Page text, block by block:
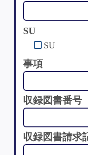
SU
SU
事項
収録図書番号
収録図書請求